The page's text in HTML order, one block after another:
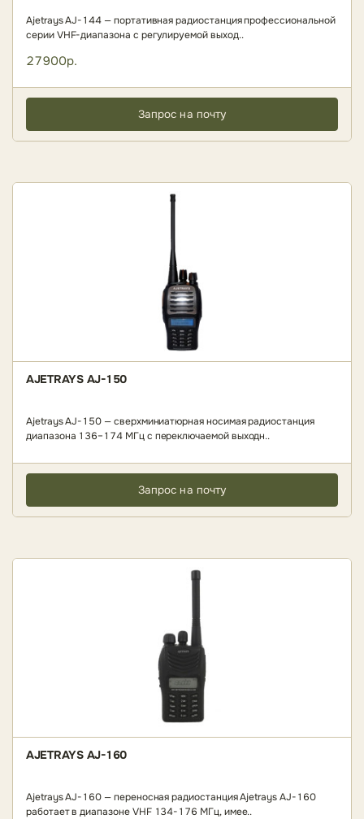
Ajetrays AJ-144 — портативная радиостанция профессиональной
серии VHF-диапазона с регулируемой выход..
27900р.
Запрос на почту
AJETRAYS AJ-150
Ajetrays AJ-150 — сверхминиатюрная носимая радиостанция
диапазона 136–174 МГц с переключаемой выходн..
Запрос на почту
AJETRAYS AJ-160
Ajetrays AJ-160 — переносная радиостанция Ajetrays AJ-160
работает в диапазоне VHF 134-176 МГц, имее..